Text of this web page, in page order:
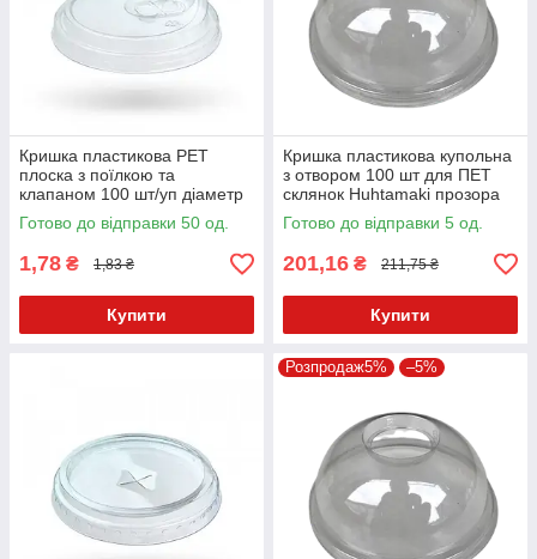
Кришка пластикова PET
плоска з поїлкою та
клапаном 100 шт/уп діаметр
95 мм
Готово до відправки 50 од.
1,78 ₴ 1,83 ₴
Купити
Кришка пластикова купольна
з отвором 100 шт для ПЕТ
склянок Huhtamaki прозора
Готово до відправки 5 од.
201,16 ₴ 211,75 ₴
Купити
Розпродаж5% –5%